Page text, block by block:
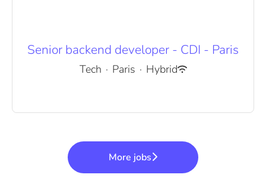
Senior backend developer - CDI - Paris
Tech · Paris · Hybrid
More jobs